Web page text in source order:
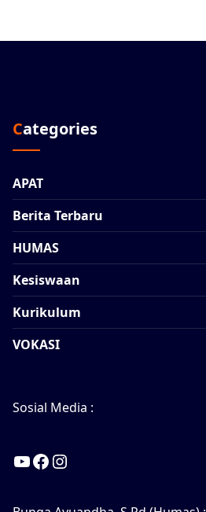
Categories
APAT
Berita Terbaru
HUMAS
Kesiswaan
Kurikulum
VOKASI
Sosial Media :
YouTube
Facebook